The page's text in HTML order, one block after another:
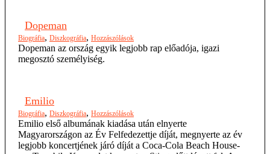
Dopeman
Biográfia, Diszkográfia, Hozzászólások
Dopeman az ország egyik legjobb rap előadója, igazi
megosztó személyiség.
Emilio
Biográfia, Diszkográfia, Hozzászólások
Emilio első albumának kiadása után elnyerte
Magyarországon az Év Felfedezettje díját, megnyerte az év
legjobb koncertjének járó díját a Coca-Cola Beach House-